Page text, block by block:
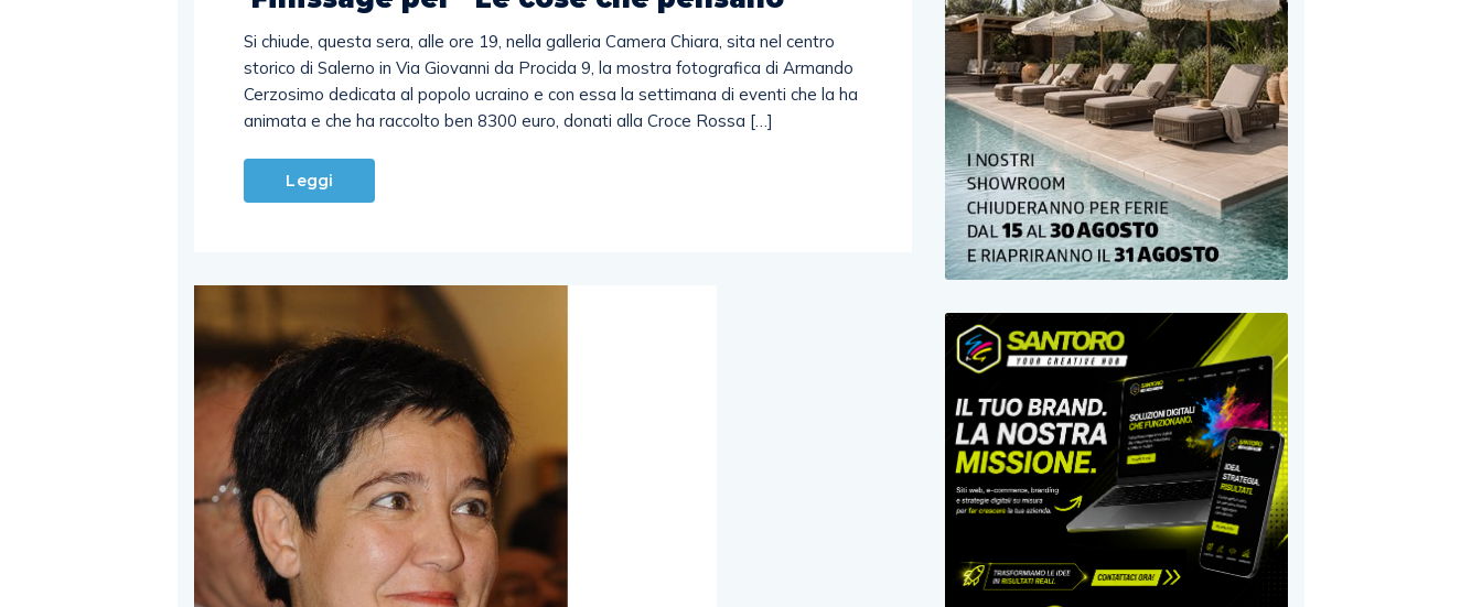
Si chiude, questa sera, alle ore 19, nella galleria Camera Chiara, sita nel centro
storico di Salerno in Via Giovanni da Procida 9, la mostra fotografica di Armando
Cerzosimo dedicata al popolo ucraino e con essa la settimana di eventi che la ha
animata e che ha raccolto ben 8300 euro, donati alla Croce Rossa […]
Leggi